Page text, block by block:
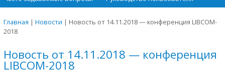
Главная | Новости | Новость от 14.11.2018 — конференция LIBCOM-
2018
Новость от 14.11.2018 — конференция
LIBCOM-2018